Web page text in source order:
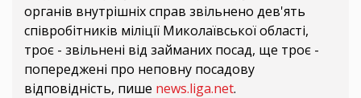
органів внутрішніх справ звільнено дев'ять
співробітників міліції Миколаївської області,
троє - звільнені від займаних посад, ще троє -
попереджені про неповну посадову
відповідність, пише news.liga.net.